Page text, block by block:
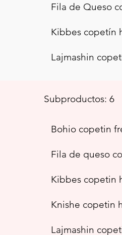
Fila de Queso
Kibbes copetín
Lajmashin
Subproductos: 6
Bohio copetin
Fila de queso
Kibbes copetin
Knishe copetin
Lajmashin